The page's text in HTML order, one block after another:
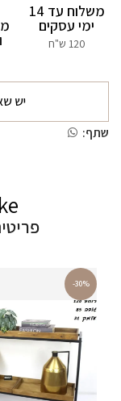
משלוח עד 14
ימי עסקים
120 ש"ח
יש
שתף:
-30%